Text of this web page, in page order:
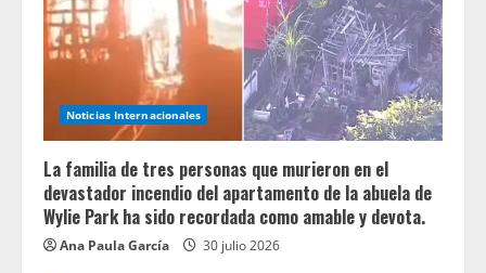
Noticias Internacionales
La familia de tres personas que murieron en el
devastador incendio del apartamento de la abuela de
Wylie Park ha sido recordada como amable y devota.
Ana Paula García 30 julio 2026